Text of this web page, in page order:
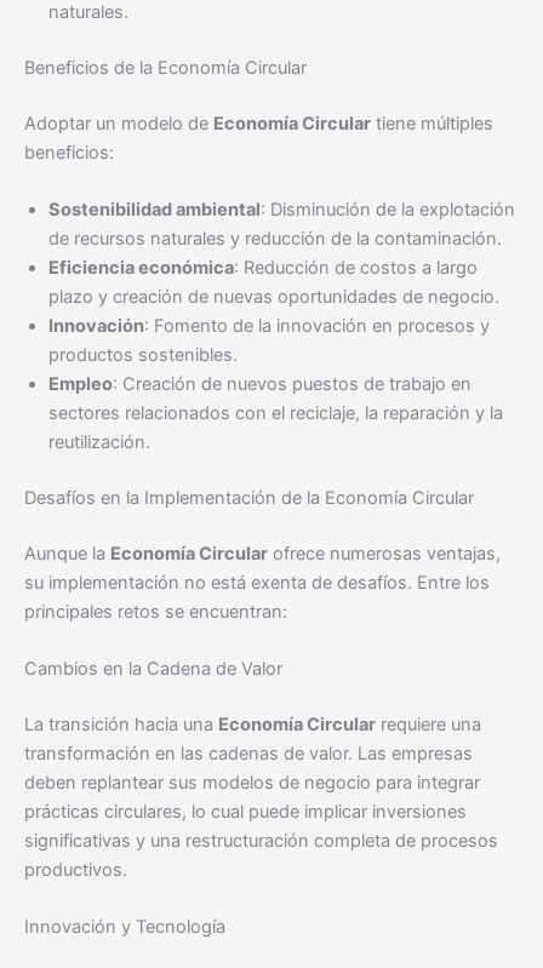
naturales.
Beneficios de la Economía Circular
Adoptar un modelo de Economía Circular tiene múltiples
beneficios:
Sostenibilidad ambiental: Disminución de la explotación
de recursos naturales y reducción de la contaminación.
Eficiencia económica: Reducción de costos a largo
plazo y creación de nuevas oportunidades de negocio.
Innovación: Fomento de la innovación en procesos y
productos sostenibles.
Empleo: Creación de nuevos puestos de trabajo en
sectores relacionados con el reciclaje, la reparación y la
reutilización.
Desafíos en la Implementación de la Economía Circular
Aunque la Economía Circular ofrece numerosas ventajas,
su implementación no está exenta de desafíos. Entre los
principales retos se encuentran:
Cambios en la Cadena de Valor
La transición hacia una Economía Circular requiere una
transformación en las cadenas de valor. Las empresas
deben replantear sus modelos de negocio para integrar
prácticas circulares, lo cual puede implicar inversiones
significativas y una restructuración completa de procesos
productivos.
Innovación y Tecnología